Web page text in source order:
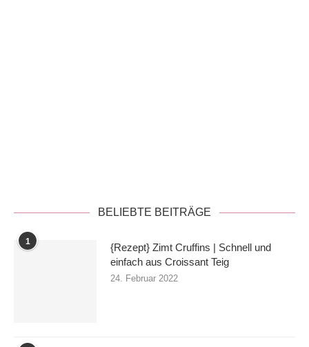
BELIEBTE BEITRÄGE
1
{Rezept} Zimt Cruffins | Schnell und
einfach aus Croissant Teig
24. Februar 2022